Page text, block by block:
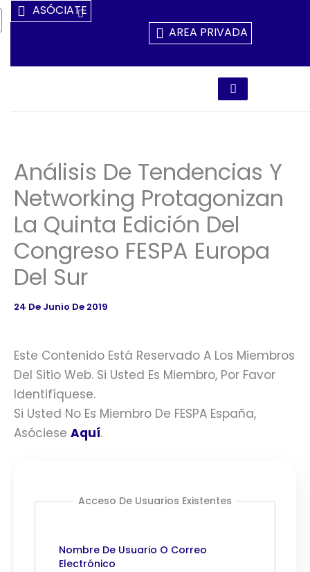
Ir
Al
ASÓCIATE
AREA PRIVADA
Análisis De Tendencias Y
Networking Protagonizan
La Quinta Edición Del
Congreso FESPA Europa
Del Sur
24 De Junio De 2019
Este Contenido Está Reservado A Los Miembros
Del Sitio Web. Si Usted Es Miembro, Por Favor
Identifíquese.
Si Usted No Es Miembro De FESPA España,
Asóciese Aquí.
Acceso De Usuarios Existentes
Nombre De Usuario O Correo
Electrónico